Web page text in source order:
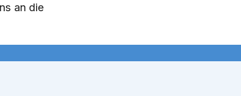
an die